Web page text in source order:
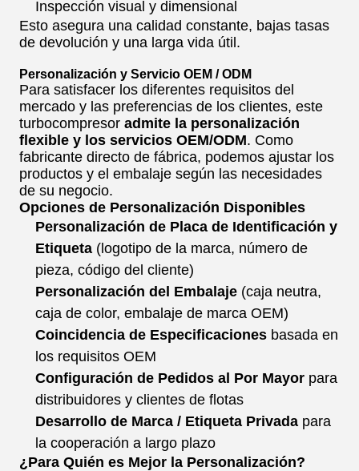
Inspección visual y dimensional
Esto asegura una calidad constante, bajas tasas
de devolución y una larga vida útil.
Personalización y Servicio OEM / ODM
Para satisfacer los diferentes requisitos del
mercado y las preferencias de los clientes, este
turbocompresor admite la personalización
flexible y los servicios OEM/ODM. Como
fabricante directo de fábrica, podemos ajustar los
productos y el embalaje según las necesidades
de su negocio.
Opciones de Personalización Disponibles
Personalización de Placa de Identificación y
Etiqueta (logotipo de la marca, número de
pieza, código del cliente)
Personalización del Embalaje (caja neutra,
caja de color, embalaje de marca OEM)
Coincidencia de Especificaciones basada en
los requisitos OEM
Configuración de Pedidos al Por Mayor para
distribuidores y clientes de flotas
Desarrollo de Marca / Etiqueta Privada para
la cooperación a largo plazo
¿Para Quién es Mejor la Personalización?